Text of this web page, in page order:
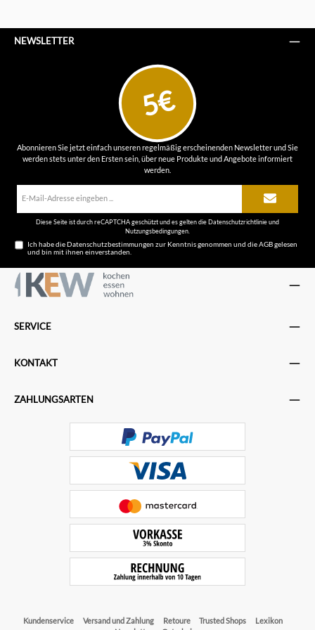
NEWSLETTER
5€
Abonnieren Sie jetzt einfach unseren regelmäßig erscheinenden Newsletter und Sie
werden stets unter den Ersten sein, über neue Produkte und Angebote informiert
werden.
Diese Seite ist durch reCAPTCHA geschützt und es gelten die Datenschutzrichtlinieund
Nutzungsbedingungen.
Ich habe dieDatenschutzbestimmungen zur Kenntnis genommen und dieAGBgelesen
und bin mit ihnen einverstanden.
SERVICE
KONTAKT
ZAHLUNGSARTEN
Kundenservice Versand und Zahlung Retoure Trusted Shops
Lexikon